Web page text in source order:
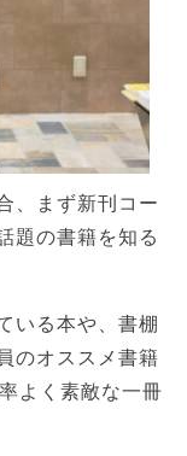
、まず新刊コー
題の書籍を知る
いる本や、書棚
のオススメ書籍
よく素敵な一冊